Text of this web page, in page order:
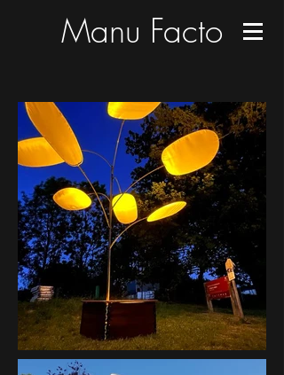
Manu Facto